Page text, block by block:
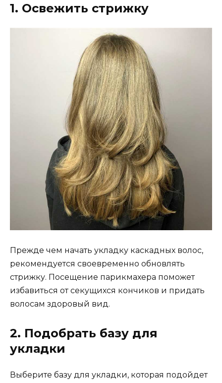
1. Освежить стрижку
Прежде чем начать укладку каскадных волос,
рекомендуется своевременно обновлять
стрижку. Посещение парикмахера поможет
избавиться от секущихся кончиков и придать
волосам здоровый вид.
2. Подобрать базу для
укладки
Выберите базу для укладки, которая подойдет